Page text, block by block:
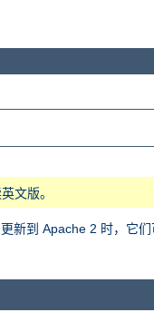
文版。
新到 Apache 2 时，它